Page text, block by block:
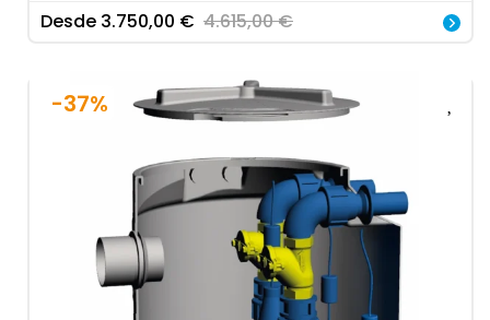
Desde 3.750,00 € 4.615,00€
-37%